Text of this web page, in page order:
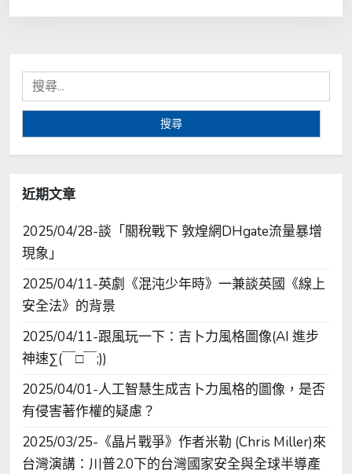
搜
尋
近期文章
2025/04/28-談「關稅戰下 敦煌網DHgate流量暴增
現象」
2025/04/11-英劇《混沌少年時》一兼談英國《線上
安全法》的背景
2025/04/11-跟風玩一下：吉卜力風格圖像(AI 進步
神速∑(￣□￣;))
2025/04/01-人工智慧生成吉卜力風格的圖像，是否
有侵害著作權的疑慮？
2025/03/25-《晶片戰爭》作者米勒 (Chris Miller)來
台灣演講：川普2.0下的台灣國家安全與全球半導產